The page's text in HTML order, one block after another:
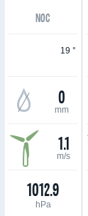
NOC
19 °
0
mm
1.1
m/s
1012.9
hPa